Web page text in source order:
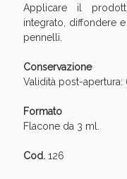
Applicare il
integrato, diffondere
pennelli.
Conservazione
Validità post-apertura:
Formato
Flacone da 3 ml.
Cod.126
Benessere